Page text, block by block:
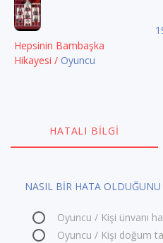
Hepsinin Bambaşka
Hikayesi / Oyuncu
HATALI BILGI
NASIL BİR HATA
Oyuncu / Kişi ünvanı
Oyuncu / Kişi doğum